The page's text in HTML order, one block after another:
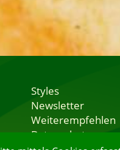
Styles
Newsletter
Weiterempfehlen
Datenschutz